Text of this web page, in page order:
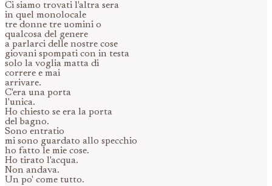
Ci siamo trovati l'altra sera
in quel monolocale
tre donne tre uomini o
qualcosa del genere
a parlarci delle nostre cose
giovani spompati con in testa
solo la voglia matta di
correre e mai
arrivare.
C'era una porta
l'unica.
Ho chiesto se era la porta
del bagno.
Sono entratio
mi sono guardato allo specchio
ho fatto le mie cose.
Ho tirato l'acqua.
Non andava.
Un po' come tutto.